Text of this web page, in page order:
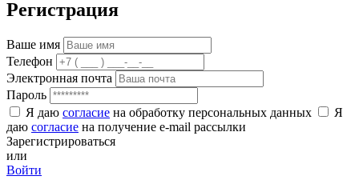
Регистрация
Ваше имя
Телефон
Электронная почта
Пароль
Я даю согласие на обработку персональных данных
Я
даю согласие на получение e-mail рассылки
Зарегистрироваться
или
Войти